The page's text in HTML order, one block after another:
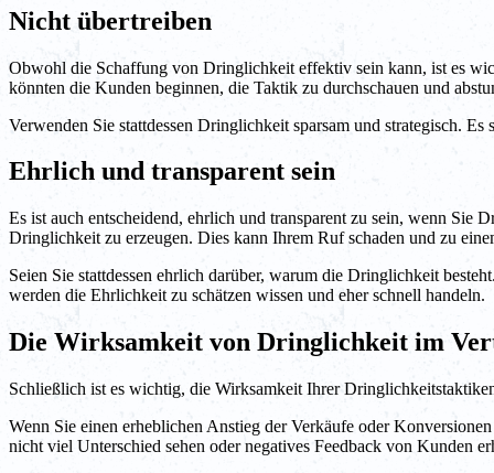
Nicht übertreiben
Obwohl die Schaffung von Dringlichkeit effektiv sein kann, ist es
könnten die Kunden beginnen, die Taktik zu durchschauen und
Verwenden Sie stattdessen Dringlichkeit sparsam und strategisch.
Ehrlich und transparent sein
Es ist auch entscheidend, ehrlich und transparent zu sein, wenn Sie
Dringlichkeit zu erzeugen. Dies kann Ihrem Ruf schaden und zu
Seien Sie stattdessen ehrlich darüber, warum die Dringlichkeit
werden die Ehrlichkeit zu schätzen wissen und eher schnell handeln.
Die Wirksamkeit von Dringlichkeit im
Schließlich ist es wichtig, die Wirksamkeit Ihrer
Wenn Sie einen erheblichen Anstieg der Verkäufe oder
nicht viel Unterschied sehen oder negatives Feedback von Kunden